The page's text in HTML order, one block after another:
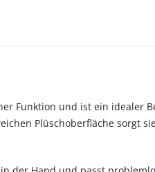
Funktion und ist ein idealer
Plüschoberfläche sorgt